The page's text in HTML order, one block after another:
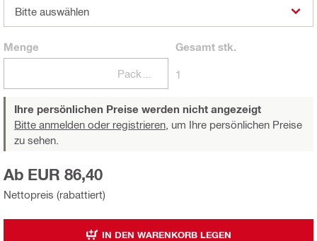
Bitte auswählen
Menge Gesamtstk.
1
Ihre persönlichen Preise werden nicht angezeigt
Bitte anmelden oder registrieren, um Ihre persönlichen Preise
zu sehen.
Nettopreis (rabattiert)
Ab EUR 86,40
IN DEN WARENKORB LEGEN